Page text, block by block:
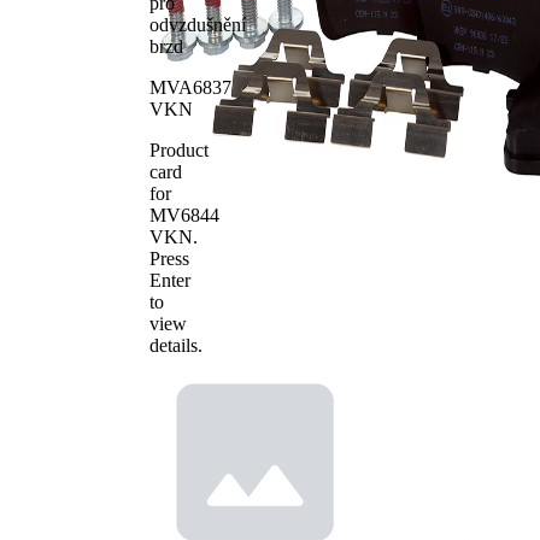
WVA číslo
24765
Počet
obložení
4
odvzdušnění
brzd
MVA6837
VKN
Product
card
for
MV6844
VKN.
Press
Enter
to
view
details.